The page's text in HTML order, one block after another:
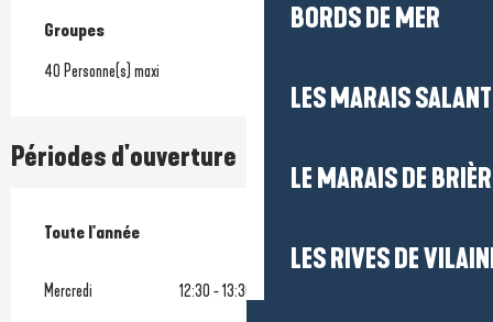
BORDS DE MER
LES MARAIS
LE MARAIS DE
LES RIVES DE
Groupes
Groupes
40 Personne(s) maxi
Périodes d'ouverture
Toute l'année
Toute l'année
Mercredi 12:30 - 13:30